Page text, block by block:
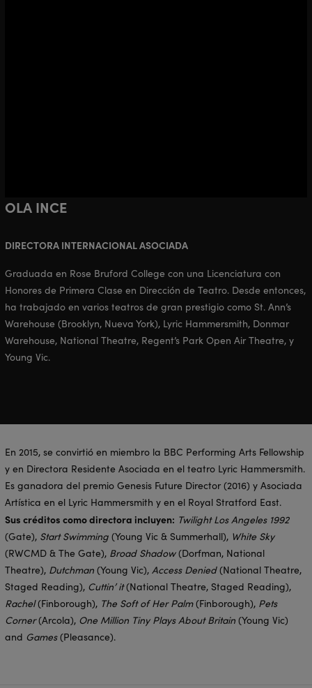
OLA INCE
DIRECTORA INTERNACIONAL ASOCIADA
Graduada en Rose Bruford College con una Licenciatura con
Honores de Primera Clase en Dirección de Teatro. Desde entonces,
ha trabajado en varios teatros de gran prestigio como St. Ann’s
Warehouse (Brooklyn, Nueva York), Lyric Hammersmith, Donmar
Warehouse, National Theatre, Regent’s Park Open Air Theatre, y
Young Vic.
En 2015, se convirtió en miembro la BBC Performing Arts Fellowship
y en Directora Residente Asociada en el teatro Lyric Hammersmith.
Es ganadora del premio Genesis Future Director (2016) y Asociada
Artística en el Lyric Hammersmith y en el Royal Stratford East.
Sus créditos como directora incluyen: Twilight Los Angeles 1992
(Gate), Start Swimming (Young Vic & Summerhall), White Sky
(RWCMD & The Gate), Broad Shadow(Dorfman, National
Theatre), Dutchman (Young Vic), Access Denied(National Theatre,
Staged Reading), Cuttin’ it(National Theatre, Staged Reading),
Rachel(Finborough), The Soft of Her Palm(Finborough), Pets
Corner(Arcola), One Million Tiny Plays About Britain (Young Vic)
and Games(Pleasance).